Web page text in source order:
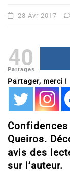
28 Avr 2017
40
Partages
Partager, merci !
Confidences
Queiros.
avis des
sur l’auteur.